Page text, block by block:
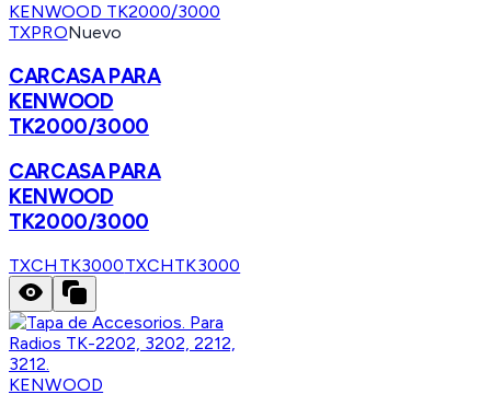
TXPRONuevo
CARCASA PARA
KENWOOD
TK2000/3000
CARCASA PARA
KENWOOD
TK2000/3000
TXCHTK3000TXCHTK3000
KENWOOD